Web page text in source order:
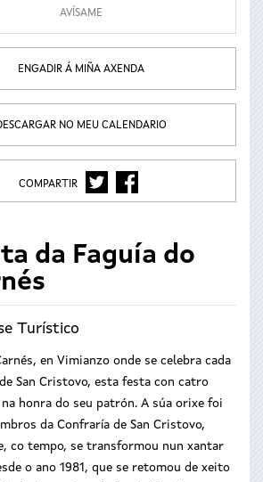
AVÍSAME
ENGADIR Á MIÑA AXENDA
NO MEU CALENDARIO
COMPARTIR TWITTERFACEBOOK
da Faguía do
Turístico
en Vimianzo onde se celebra cada
San Cristovo, esta festa con catro
honra do seu patrón. A súa orixe foi
da Confraría de San Cristovo,
co tempo, se transformou nun xantar
o ano 1981, que se retomou de xeito